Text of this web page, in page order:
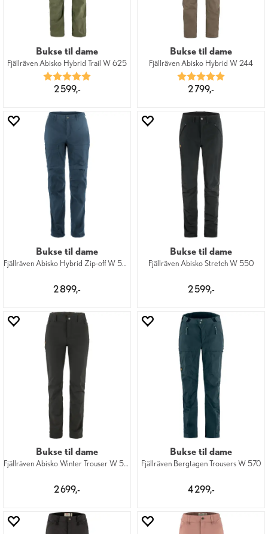
Bukse til dame
Fjällräven Abisko Hybrid Trail W 625
Karakter:
2 599,-
Bukse til dame
Fjällräven Abisko Hybrid W 244
Karakter:
2 799,-
Bukse til dame
Fjällräven Abisko Hybrid Zip-off W 560
2 899,-
Bukse til dame
Fjällräven Abisko Stretch W 550
2 599,-
Bukse til dame
Fjällräven Abisko Winter Trouser W 550
2 699,-
Bukse til dame
Fjällräven Bergtagen Trousers W 570
4 299,-